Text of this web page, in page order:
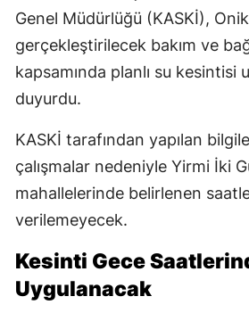
Genel Müdürlüğü (KASKİ),
gerçekleştirilecek bakım ve
kapsamında planlı su kesintisi
duyurdu.
KASKİ tarafından yapılan
çalışmalar nedeniyle Yirmi İki
mahallelerinde belirlenen
verilemeyecek.
Kesinti Gece
Uygulanacak